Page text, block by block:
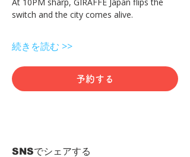
switch and the city comes alive.
続きを読む >>
予約する
SNSでシェアする